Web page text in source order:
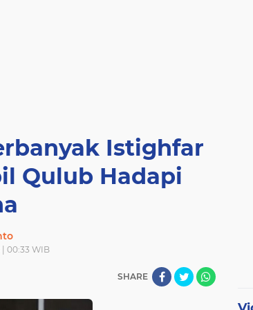
Istighfar
Qulub Hadapi
| 00:33 WIB
SHARE